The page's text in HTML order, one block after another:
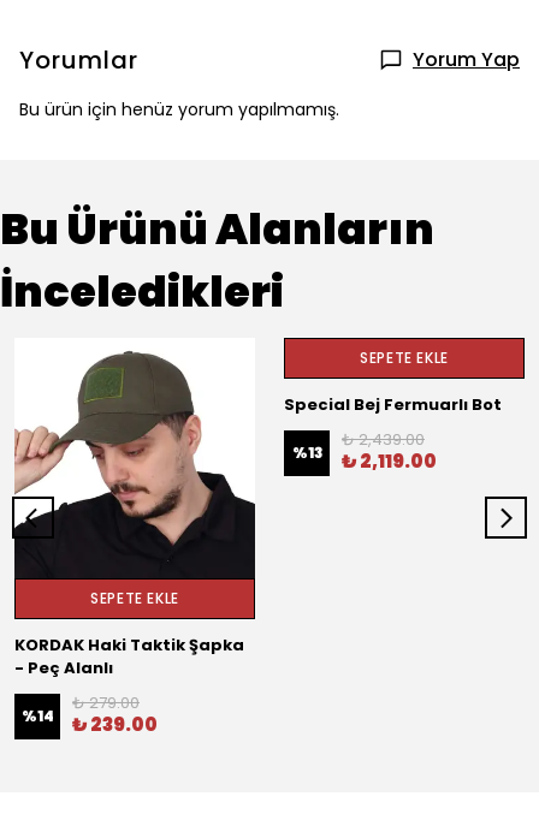
Yorumlar Yorum Yap
Bu ürün için henüz yorum yapılmamış.
Bu Ürünü Alanların
İnceledikleri
SEPETE EKLE
KORDAK Haki Taktik Şapka
- Peç Alanlı
%14
₺ 279.00
₺ 239.00
SEPETE EKLE
Special Bej Fermuarlı Bot
%13
₺ 2,439.00
₺ 2,119.00